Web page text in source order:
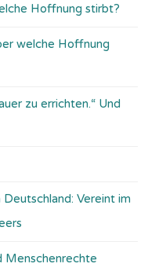
Hoffnung stirbt?
welche Hoffnung
zu errichten.“ Und
Vereint im
Menschenrechte